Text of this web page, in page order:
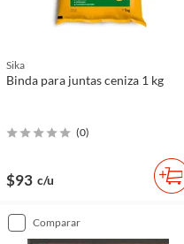
Sika
Binda para juntas ceniza 1 kg
(0)
$93 c/u
comparar